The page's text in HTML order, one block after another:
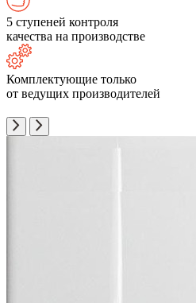
5 ступеней контроля
качества на производстве
Комплектующие только
от ведущих производителей